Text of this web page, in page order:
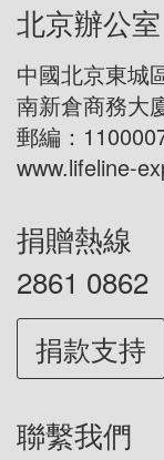
北京辦公室
中國北京東城
南新倉商務大
郵編：
www.lifeline-
捐贈熱線
2861 0862
捐款支持
聯繫我們